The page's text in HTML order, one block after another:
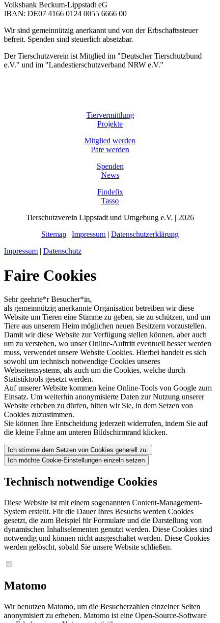
Volksbank Beckum-Lippstadt eG
IBAN: DE07 4166 0124 0055 6666 00
Wir sind gemeinnützig anerkannt und von der Erbschaftssteuer
befreit. Spenden sind steuerlich absetzbar.
Der Tierschutzverein ist Mitglied im "Deutscher Tierschutzbund
e.V." und im "Landestierschutzverband NRW e.V."
Tiervermittlung
Projekte
Mitglied werden
Pate werden
Spenden
News
Findefix
Tasso
Tierschutzverein Lippstadt und Umgebung e.V. | 2026
Sitemap | Impressum | Datenschutzerklärung
Impressum | Datenschutz
Faire Cookies
Sehr geehrte*r Besucher*in,
als gemeinnützig anerkannte Organisation betreiben wir diese
Website um Tieren eine Stimme zu geben, sie zu schützen, und um
Tiere aus unserem Heim möglichen neuen Besitzern vorzustellen.
Damit wir diese Website zur Verfügung stellen können, aber auch
um zu verstehen, wo unser Online-Auftritt eventuell besser werden
muss, verwendet unsere Website Cookies. Hierbei handelt es sich
sowohl um technisch notwendige Cookies unseres
Webseitensystems, als auch um die Cookies, welche durch
Statistiktools gesetzt werden.
Auf unserer Website kommen keine Online-Tools von Google zum
Einsatz. Um weiterhin anonymisierte Daten zur Nutzung unserer
Website erheben zu dürfen, bitten wir Sie, in dem Setzen von
Cookies zuzustimmen.
Sie können Ihre Entscheidung jederzeit widerrufen, indem Sie auf
die kleine Fahne am unteren Bildschirmrand klicken.
Ich stimme dem Setzen von Cookies generell zu.
Ich möchte Cookie-Einstellungen einzeln setzen
Technisch notwendige Cookies
Diese Website ist mit einem sogenannten Content-Management-
System erstellt. Für die Dauer Ihres Besuchs werden Cookies
gesetzt, die zum Beispiel für Formulare und die Darstellung von
dynamischen Inhaltselementen genutzt werden. Diese Cookies sind
notwendig und können nicht ausgeschaltet werden. Diese Cookies
werden gelöscht, sobald Sie unsere Website schließen.
Matomo
Wir benutzen Matomo, um die Besucherzahlen einzelner Seiten
anonymisiert zu erheben. Matomo ist eine Open-Source-Software